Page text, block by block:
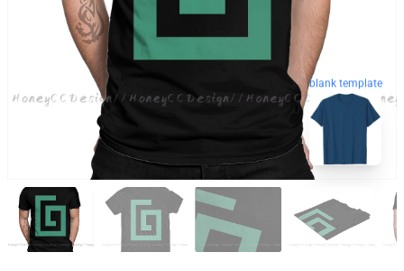
blank template